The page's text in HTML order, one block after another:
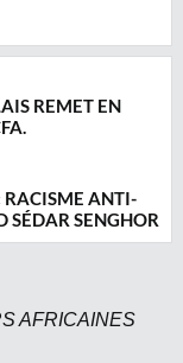
REMET EN
RACISME ANTI-
SÉDAR SENGHOR
AFRICAINES